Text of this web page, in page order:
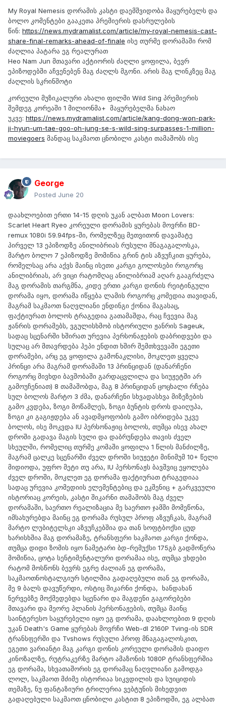
My Royal Nemesis დორამის კასტი დაემშვიდობა მაყურებელს და
ბოლო კომენტები გააკეთა პრემიერის დასრულების
წინ: https://news.mydramalist.com/article/my-royal-nemesis-cast-
share-final-remarks-ahead-of-finale ისე თურმე დორამაში რომ
ძაღლია პატარა ეგ რეალურათ
Heo Nam Jun მთავარი აქტიორის ძაღლი ყოფილა, ბევრ
ეპიზოდებში აჩვენებენ მაგ ძაღლს მგონი. არის მაგ ლინკზეც მაგ
ძაღლის სკრინშოტი
კორეული მუზიკალური ახალი ფილმი Wild Sing პრემიერის
შემდეგ კორეაში 1 მილიონმა+ მაყურებელმა ნახაო
უკვე: https://news.mydramalist.com/article/kang-dong-won-park-
ji-hyun-um-tae-goo-oh-jung-se-s-wild-sing-surpasses-1-million-
moviegoers მანდაც საკმაოთ ცნობილი კასტი თამაშობს ისე
George
Posted June 20
დაახლოებით ერთი 14-15 დღის უკან ალბათ Moon Lovers:
Scarlet Heart Ryeo კორეული დორამის ყურებას მოვრჩი BD-
remux 1080i 59.94fps-ში, რომელზეც მეთვითონ დავამატე
პირველ 13 ეპიზოდზე ანილიბრიას რუსული მნაგაგალოსკა,
მარტო ბოლო 7 ეპიზოდზე მომიწია გრინ ტის აზვუჩკით ყურება,
რომელსაც არა აქვს მაინც ისეთი კარგი გოლოსები როგორც
ანილიბრიას, არ ვიცი რატომღაც ანილიბრიამ აღარ გააგრძელა
მაგ დორამის თარგმნა, კიდე ერთი კარგი დონის რეიტინგული
დორამა იყო, დორამა იწყება ლამის როგორც კომედია თავიდან,
მაგრამ საკმაოთ ნაღვლიანი ენდინგი ქონია მაგასაც,
ფაქტიურათ ბოლოს ტრაგედია გათამაშდა, რაც ჩვევია მაგ
ჟანრის დორამებს, ვგულისხმობ ისტორიული ჟანრის Sageuk,
სადაც სცენარში ხშირათ ურევია პერსონაჟების დაბრიდვები და
სულაც არ მთავრდება ჰეპი ენდით ხშირ შემთხვევაში ეგეთი
დორამები, არც ეგ ყოფილა გამონაკლისი, მოკლეთ ყველა
პრინცი არა მაგრამ დორამაში 13 პრინციდან (დანარჩენი
როგორც მივხდი ბავშობაში გარდაცვლილა და სიუჟეტში არ
გამოუჩენიათ) 8 თამაშობდა, მაგ 8 პრინციდან ცოცხალი რჩება
სულ ბოლოს მარტო 3 ძმა, დანარჩენი სხვადასხვა მიზეზების
გამო კვდება, ზოგი მოწამლეს, ზოგი ბუნტის დროს დაიღუპა,
ზოგი კი გაგიჟდება ან ავადმყოფობის გამო იბრიდება უკვე
ბოლოს, ისე მოკვდა IU პერსონაჟიც ბოლოს, თუმცა ისევ ახალ
დროში გადავა მაგის სული და დაბრუნდება თავის ძველ
სხეულში, რომელიც თურმე კომაში ყოფილა 1 წლის მანძილზე,
მაგრამ ცალკე სცენარში ძველ დროში სიუჟეტი მინიმუმ 10+ წელი
მიდიოდა, უფრო მეტი თუ არა, IU პერსონაჟს ბავშვიც ეყოლება
ძველ დროში, მოკლეთ ეგ დორამა ფაქტიურათ ტრაგედიაა
სადაც ურევია კომედიის ელემენტებიც და ეკშენიც + გარკვეული
ისტორიაც კორეის, კასტი შიკარნი თამაშობს მაგ ძველ
დორამაში, საერთო რეალიზაცია მე საერთო ჯამში მომეწონა,
იმსახურებდა მაინც ეგ დორამა რუსულ პროფ აზვუჩკას, მაგრამ
მარტო ლუბიტელსკი აზვუჩკებშია და თან სოფტბოქსი ცუდ
ხარისხშია მაგ დორამაზე, ტრანსფერი საკმაოთ კარგი ქონდა,
თუმცა დიდი ზომის იყო ნამეტარი ბდ-რემუქსი 175გბ გადმოწერა
მომიწია, ცოტა სენტიმენტალური დორამაა ისე, თუმცა ვხდები
რატომ მოსწონს ბევრს ეგრე ძალიან ეგ დორამა,
საკმაოთნოსტალგიურ სტილშია გადაღებული თან ეგ დორამა,
მე 9 ბალს დავუწერდი, ოსტიც შიკარნი ქონდა, ხანდახან
ნერვებზე მოქმედებდა სცენარი და მაგდენი გაგორებები
მთავარი და მეორე პლანის პერსონაჟების, თუმცა მაინც
საინტერესო საყურებელი იყო ეგ დორამა, დაახლოებით 9 დღის
უკან Death's Game ყურებას მოვრჩი Web-dl 2160P Tving-ის SDR
ტრანსფერში და Tvshows რუსული პროფ მნაგაგალოსკით,
ეგეთი ვარიანტი მაგ კარგი დონის კორეული დორამის დაიდო
კინოზალზე, რუტრაკერზე მარტო ამაზონის 1080P ტრანსფერშია
ეგ დორამა, სხვათაშორის ეგ დორამაც ნაღვლიანი გამოდგა
ლოლ, საკმაოთ მძიმე ისტორიაა სიკვდილის და სუიციდის
თემაზე, ნუ ფანტაზიური ტრილერია ვებტუნის მიხედვით
გადაღებული საკმაოთ ცნობილი კასტით 8 ეპიზოდში, ეგ ალბათ